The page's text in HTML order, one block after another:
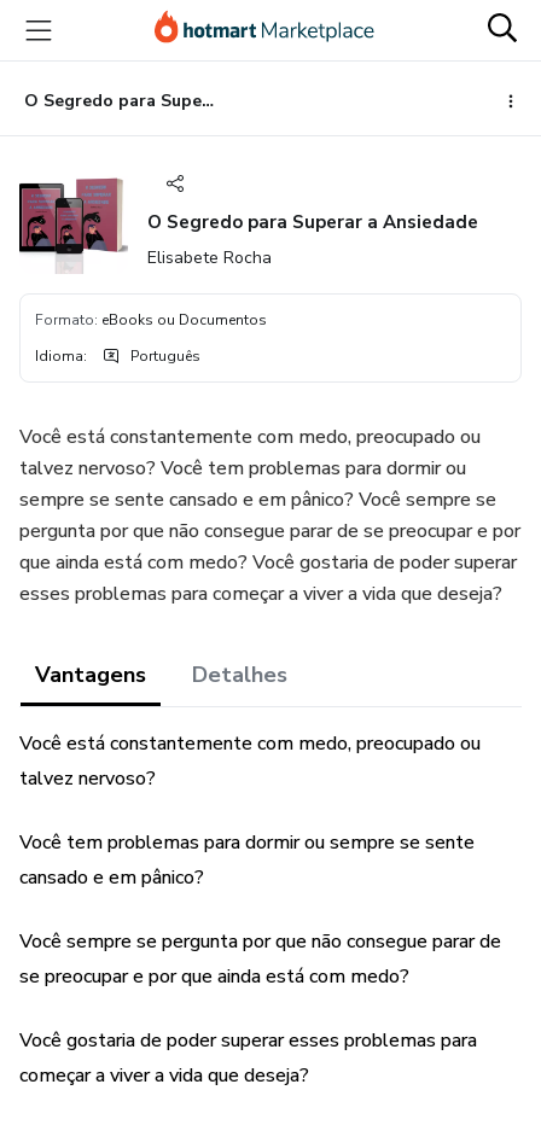
para
conteúdo
principal
para
pagamento
para
rodapé
O Segredo para Superar a Ansiedade
O Segredo para Superar a Ansiedade
Elisabete Rocha
Formato: eBooks ou Documentos
Idioma: Português
Você está constantemente com medo, preocupado ou
talvez nervoso? Você tem problemas para dormir ou
sempre se sente cansado e em pânico? Você sempre se
pergunta por que não consegue parar de se preocupar e por
que ainda está com medo? Você gostaria de poder superar
esses problemas para começar a viver a vida que deseja?
Vantagens Detalhes
Você está constantemente com medo, preocupado ou
talvez nervoso?
Você tem problemas para dormir ou sempre se sente
cansado e em pânico?
Você sempre se pergunta por que não consegue parar de
se preocupar e por que ainda está com medo?
Você gostaria de poder superar esses problemas para
começar a viver a vida que deseja?